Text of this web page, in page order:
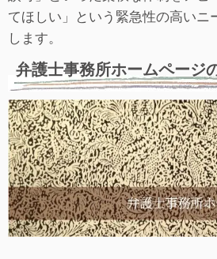
てほしい」という緊急性の高いニ
します。
弁護士事務所ホームページ